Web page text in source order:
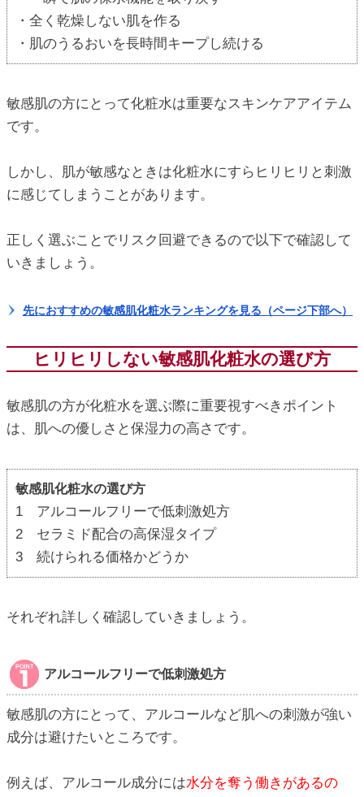
・全く乾燥しない肌を作る
・肌のうるおいを長時間キープし続ける
敏感肌の方にとって化粧水は重要なスキンケアアイテム
です。
しかし、肌が敏感なときは化粧水にすらヒリヒリと刺激
に感じてしまうことがあります。
正しく選ぶことでリスク回避できるので以下で確認して
いきましょう。
先におすすめの敏感肌化粧水ランキングを見る（ページ下部へ）
ヒリヒリしない敏感肌化粧水の選び方
敏感肌の方が化粧水を選ぶ際に重要視すべきポイント
は、肌への優しさと保湿力の高さです。
敏感肌化粧水の選び方
1 アルコールフリーで低刺激処方
2 セラミド配合の高保湿タイプ
3 続けられる価格かどうか
それぞれ詳しく確認していきましょう。
アルコールフリーで低刺激処方
敏感肌の方にとって、アルコールなど肌への刺激が強い
成分は避けたいところです。
例えば、アルコール成分には水分を奪う働きがあるの